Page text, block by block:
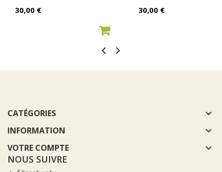
Prix
30,00 € Prix
30,00 €
CATÉGORIES 
INFORMATION 
VOTRE COMPTE

NOUS SUIVRE